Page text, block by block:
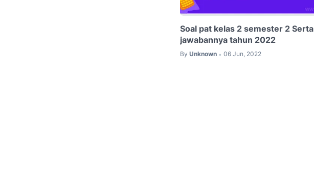
Soal pat kelas 2 semester 2 Serta
jawabannya tahun 2022
By Unknown • 06 Jun, 2022